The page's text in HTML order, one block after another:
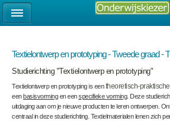
Textielontwerp en prototyping - Tweede graad -
Studierichting "Textielontwerp en prototyping"
Textielontwerp en prototyping is eentheoretisch-praktische
een basisvormingen eenspecifieke vorming. Deze
uitdaging aan om je nieuwe producten te leren ontwerpen.
centraal in deze studierichting. Textielmaterialen lenen zich